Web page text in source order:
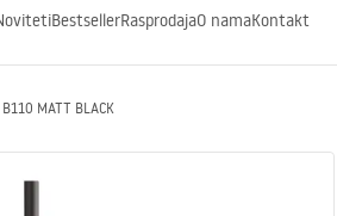
BestsellerRasprodajaO namaKontakt
MATT BLACK